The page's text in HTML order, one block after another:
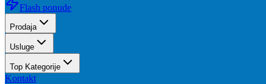
Flash ponude
Prodaja
Usluge
Top Kategorije
Kontakt